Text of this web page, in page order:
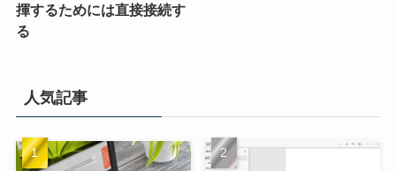
揮するためには直接接続す
る
人気記事